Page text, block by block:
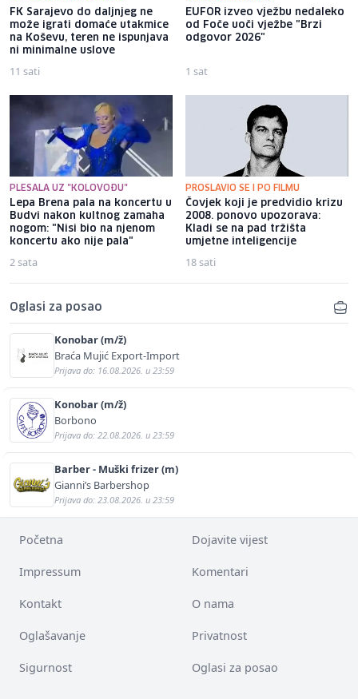
FK Sarajevo do daljnjeg ne
može igrati domaće utakmice
na Koševu, teren ne ispunjava
ni minimalne uslove
11 sati
EUFOR izveo vježbu nedaleko
od Foče uoči vježbe "Brzi
odgovor 2026"
1 sat
PLESALA UZ "KOLOVOĐU"
Lepa Brena pala na koncertu u
Budvi nakon kultnog zamaha
nogom: "Nisi bio na njenom
koncertu ako nije pala"
2 sata
PROSLAVIO SE I PO FILMU
Čovjek koji je predvidio krizu
2008. ponovo upozorava:
Kladi se na pad tržišta
umjetne inteligencije
18 sati
Oglasi za posao
Konobar (m/ž)
Braća Mujić Export-Import
Prijava do: 16.08.2026. u 23:59
Konobar (m/ž)
Borbono
Prijava do: 22.08.2026. u 23:59
Barber - Muški frizer (m)
Gianni’s Barbershop
Prijava do: 23.08.2026. u 23:59
Početna Dojavite vijest
Impressum Komentari
Kontakt O nama
Oglašavanje Privatnost
Sigurnost Oglasi za posao